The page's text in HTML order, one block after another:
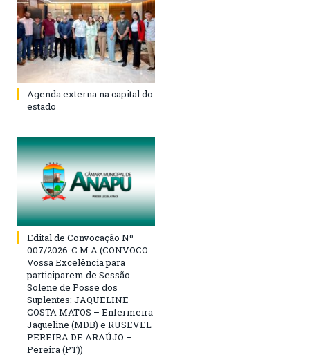
Agenda externa na capital do
estado
Edital de Convocação Nº
007/2026-C.M.A (CONVOCO
Vossa Excelência para
participarem de Sessão
Solene de Posse dos
Suplentes: JAQUELINE
COSTA MATOS – Enfermeira
Jaqueline (MDB) e RUSEVEL
PEREIRA DE ARAÚJO –
Pereira (PT))